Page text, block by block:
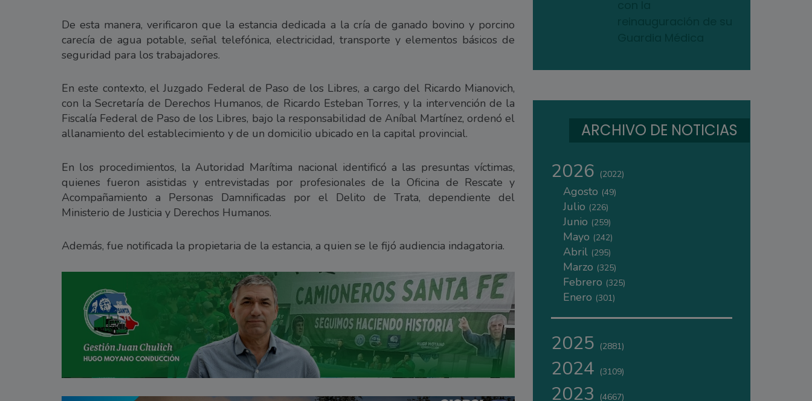
De esta manera, verificaron que la estancia dedicada a la cría de ganado bovino y porcino
carecía de agua potable, señal telefónica, electricidad, transporte y elementos básicos de
seguridad para los trabajadores.
En este contexto, el Juzgado Federal de Paso de los Libres, a cargo del Ricardo Mianovich,
con la Secretaría de Derechos Humanos, de Ricardo Esteban Torres, y la intervención de la
Fiscalía Federal de Paso de los Libres, bajo la responsabilidad de Aníbal Martínez, ordenó el
allanamiento del establecimiento y de un domicilio ubicado en la capital provincial.
En los procedimientos, la Autoridad Marítima nacional identificó a las presuntas víctimas,
quienes fueron asistidas y entrevistadas por profesionales de la Oficina de Rescate y
Acompañamiento a Personas Damnificadas por el Delito de Trata, dependiente del
Ministerio de Justicia y Derechos Humanos.
Además, fue notificada la propietaria de la estancia, a quien se le fijó audiencia indagatoria.
ARCHIVO DE NOTICIAS
2026 (2022)
Agosto (49)
Julio (226)
Junio (259)
Mayo (242)
Abril (295)
Marzo (325)
Febrero (325)
Enero (301)
2025 (2881)
2024 (3109)
2023 (4667)